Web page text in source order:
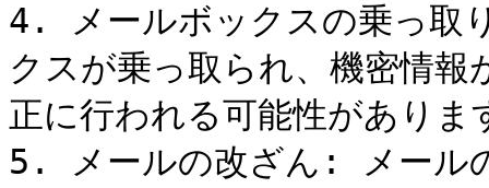
4. メールボックスの乗っ取
クスが乗っ取られ、機密情
正に行われる可能性がありま
5. メールの改ざん: メール